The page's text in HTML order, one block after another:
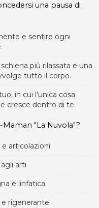
una pausa di
e sentire ogni
più rilassata e una
tutto il corpo.
in cui l'unica cosa
cresce dentro di te
"La Nuvola"?
articolazioni
arti
e linfatica
e rigenerante